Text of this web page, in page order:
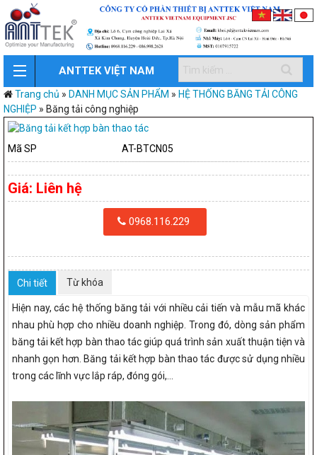
ANTTEK VIỆT NAM
Trang chủ » DANH MỤC SẢN PHẨM » HỆ THỐNG BĂNG TẢI CÔNG
NGHIỆP » Băng tải công nghiệp
Mã SP AT-BTCN05
Giá: Liên hệ
0968.116.229
Chi tiết Từ khóa
Hiện nay, các hệ thống băng tải với nhiều cải tiến và mẫu mã khác
nhau phù hợp cho nhiều doanh nghiệp. Trong đó, dòng sản phẩm
băng tải kết hợp bàn thao tác giúp quá trình sản xuất thuận tiện và
nhanh gọn hơn. Băng tải kết hợp bàn thao tác được sử dụng nhiều
trong các lĩnh vực lắp ráp, đóng gói,...